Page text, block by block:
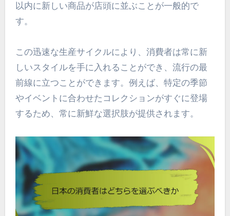
以内に新しい商品が店頭に並ぶことが一般的で
す。
この迅速な生産サイクルにより、消費者は常に新
しいスタイルを手に入れることができ、流行の最
前線に立つことができます。例えば、特定の季節
やイベントに合わせたコレクションがすぐに登場
するため、常に新鮮な選択肢が提供されます。